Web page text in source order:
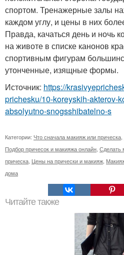
спортом. Тренажерные залы
каждом углу, и цены в них
Правда, качаться день и ночь
на животе в списке канонов
спортивным фигурам
утонченные, изящные формы.
Источник: https://
prichesku/10-koreyskih-akterov-
absolyutno-snogsshibatelno-s
Категории: Что сначала макияж или прическа
Подбор причесок и макияжа онлайн Сделать
прическа Цены на прически и макияж
дома
Читайте также